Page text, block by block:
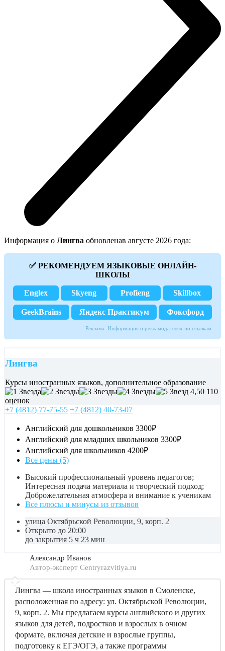
Информация о Лингва обновленав августе 2026 года:
✅ РЕКОМЕНДУЕМ ЯЗЫКОВЫЕ ОНЛАЙН-
ШКОЛЫ
Englex Skyeng Profieng Skillbox
GeekBrains Яндекс Практикум Фоксфорд
Реклама. Информация о рекламодателях по ссылкам.
Лингва
Курсы иностранных языков, дополнительное образование
4,50 110
оценок
+7 (4812) 77-75-55 +7 (4812) 40-73-07
Английский для дошкольников 3300₽
Английский для младших школьников 3300₽
Английский для школьников 4200₽
Все цены (5)
Высокий профессиональный уровень педагогов;
Интересная подача материала и творческий подход;
Доброжелательная атмосфера и внимание к ученикам
Все плюсы и минусы из отзывов
улица Октябрьской Революции, 9, корп. 2
Открыто до 20:00
до закрытия 5 ч 23 мин
Александр Иванов
Автор-эксперт Centryrazvitiya.ru
Лингва — школа иностранных языков в Смоленске,
расположенная по адресу: ул. Октябрьской Революции,
9, корп. 2. Мы предлагаем курсы английского и других
языков для детей, подростков и взрослых в очном
формате, включая детские и взрослые группы,
подготовку к ЕГЭ/ОГЭ, а также программы